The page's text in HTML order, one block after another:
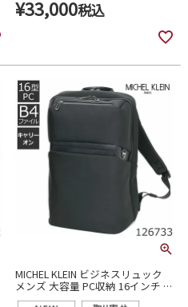
¥33,000税込
MICHEL KLEIN ビジネスリュック
メンズ 大容量 PC収納 16インチ 通
勤 出張 ナイロン 2ルーム 126733